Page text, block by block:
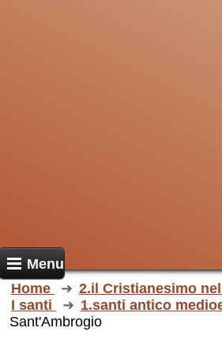
Menu
Home
2.il Cristianesimo
I santi
1.santi antico
Sant'Ambrogio